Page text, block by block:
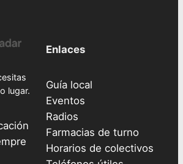
lugar.
Enlaces
Guía local
Eventos
Radios
Farmacias de turno
Horarios de colectivos